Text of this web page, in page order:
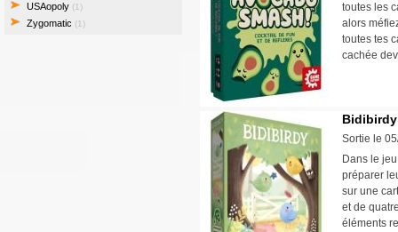
USAopoly (1)
Zygomatic (1)
toutes les
alors
toutes tes
cachée
Bidibirdy
Sortie le
Dans le
préparer
sur une
et de
éléments